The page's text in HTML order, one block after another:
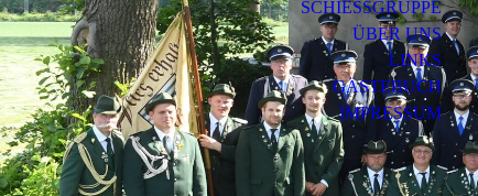
SCHIESSGRUPPE
ÜBER UNS
LINKS
GÄSTEBUCH
IMPRESSUM